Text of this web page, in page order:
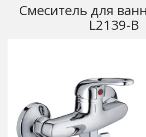
Смеситель для
L2139-B